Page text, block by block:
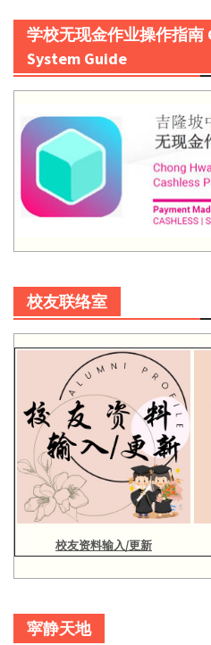
学校无现金作业操作指南
System Guide
校友联络室
校友资料输入/更新
寜静天地